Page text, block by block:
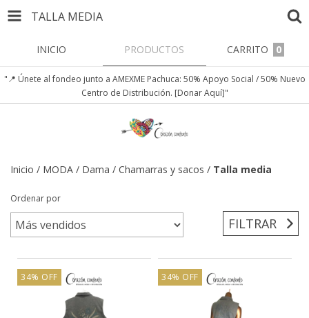
TALLA MEDIA
INICIO PRODUCTOS CARRITO 0
"📍 Únete al fondeo junto a AMEXME Pachuca: 50% Apoyo Social / 50% Nuevo
Centro de Distribución. [Donar Aquí]"
Inicio / MODA / Dama / Chamarras y sacos / Talla media
Ordenar por
FILTRAR
34% OFF 34% OFF